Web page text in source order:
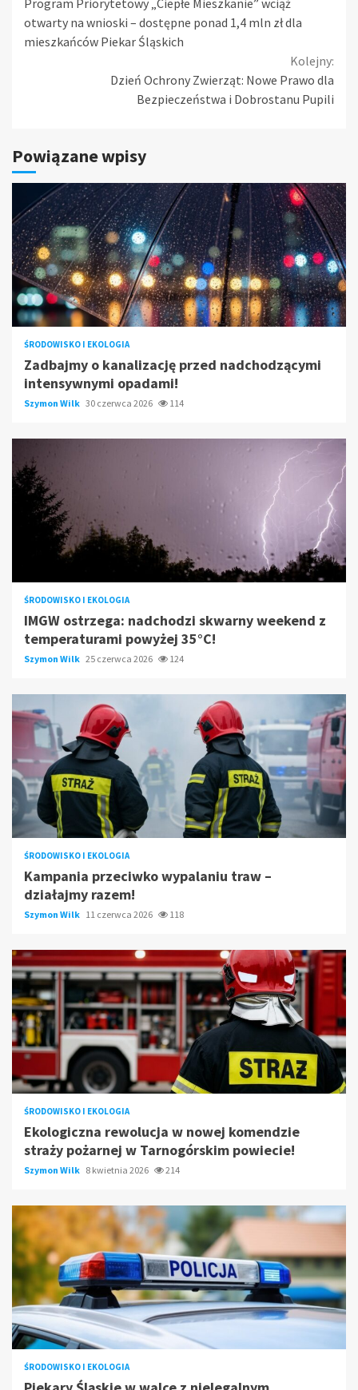
Reading
otwarty na wnioski – dostępne ponad 1,4 mln zł dla
mieszkańców Piekar Śląskich
Kolejny:
Dzień Ochrony Zwierząt: Nowe Prawo dla
Bezpieczeństwa i Dobrostanu Pupili
Powiązane wpisy
ŚRODOWISKO I EKOLOGIA
Zadbajmy o kanalizację przed nadchodzącymi
intensywnymi opadami!
Szymon Wilk 30 czerwca 2026 114
ŚRODOWISKO I EKOLOGIA
IMGW ostrzega: nadchodzi skwarny weekend z
temperaturami powyżej 35°C!
Szymon Wilk 25 czerwca 2026 124
ŚRODOWISKO I EKOLOGIA
Kampania przeciwko wypalaniu traw –
działajmy razem!
Szymon Wilk 11 czerwca 2026 118
ŚRODOWISKO I EKOLOGIA
Ekologiczna rewolucja w nowej komendzie
straży pożarnej w Tarnogórskim powiecie!
Szymon Wilk 8 kwietnia 2026 214
ŚRODOWISKO I EKOLOGIA